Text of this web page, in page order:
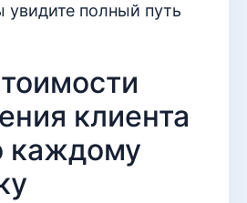
увидите полный путь
клиента
каждому